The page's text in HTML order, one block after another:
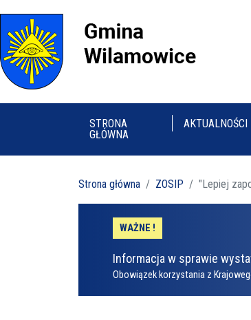
STRONA
GŁÓWNA
AKTUALNOŚCI
Strona główna ZOSIP "Lepiej
WAŻNE !
Informacja w sprawie
Obowiązek korzystania z